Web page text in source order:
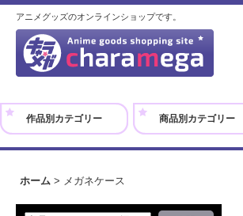
アニメグッズのオンラインショップです。
作品別カテゴリー 商品別カテゴリー
ホーム > メガネケース